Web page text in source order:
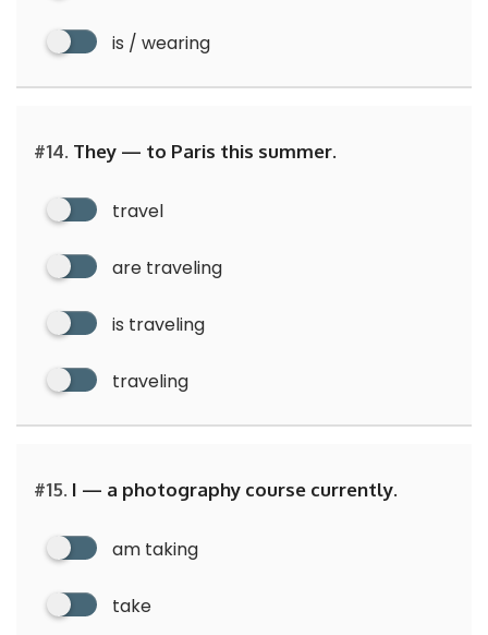
is / wearing
#14. They — to Paris this summer.
travel
are traveling
is traveling
traveling
#15. I — a photography course currently.
am taking
take